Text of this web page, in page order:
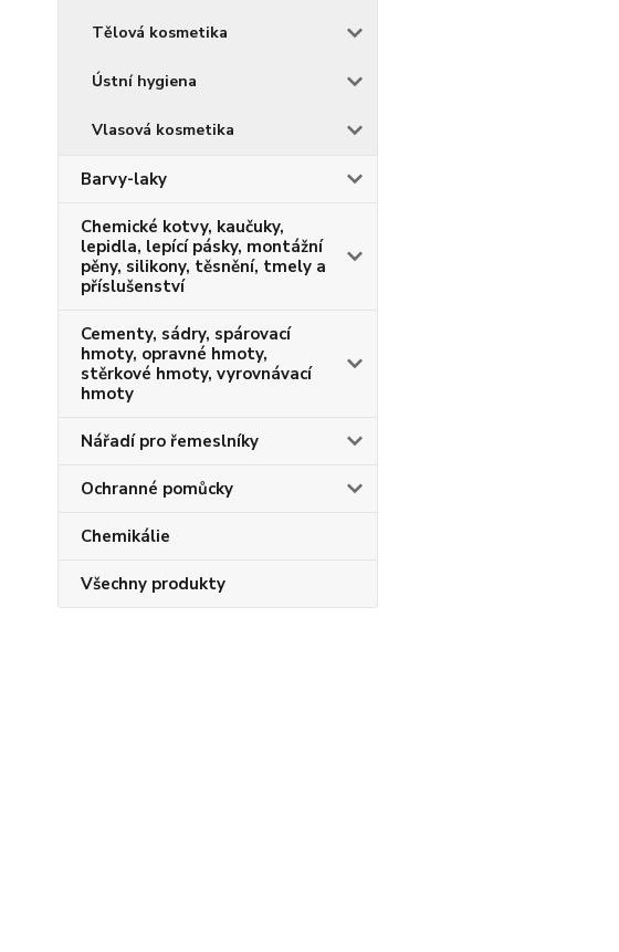
Tělová kosmetika
Ústní hygiena
Vlasová kosmetika
Barvy-laky
Chemické kotvy, kaučuky,
lepidla, lepící pásky, montážní
pěny, silikony, těsnění, tmely a
příslušenství
Cementy, sádry, spárovací
hmoty, opravné hmoty,
stěrkové hmoty, vyrovnávací
hmoty
Nářadí pro řemeslníky
Ochranné pomůcky
Chemikálie
Všechny produkty